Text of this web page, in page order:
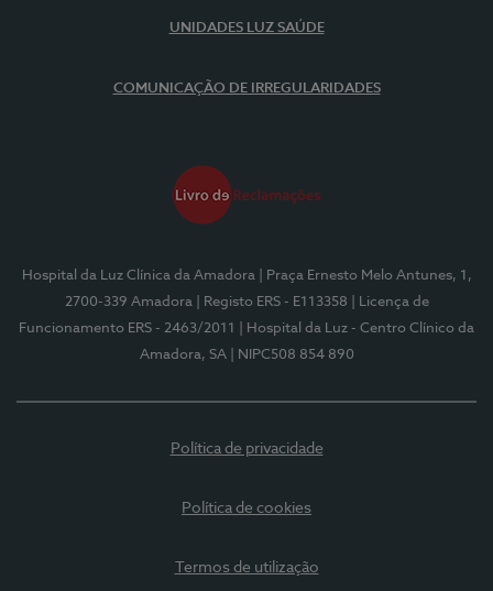
UNIDADES LUZ SAÚDE
COMUNICAÇÃO DE IRREGULARIDADES
Hospital da Luz Clínica da Amadora
| Praça Ernesto Melo Antunes, 1,
2700-339 Amadora
| Registo ERS - E113358
| Licença de
Funcionamento ERS - 2463/2011
| Hospital da Luz - Centro Clínico da
Amadora, SA
| NIPC508 854 890
Política de privacidade
Política de cookies
Termos de utilização